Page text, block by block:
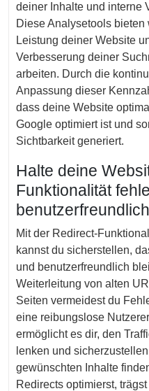
deiner Inhalte und interne
Diese Analysetools
Leistung deiner Website
Verbesserung deiner
arbeiten. Durch die
Anpassung dieser
dass deine Website
Google optimiert ist und
Sichtbarkeit generiert.
Halte deine
Funktionalität
Mit der Redirect-
kannst du sicherstellen,
und benutzerfreundlich
Weiterleitung von alten
Seiten vermeidest du
eine reibungslose
ermöglicht es dir, den
lenken und
gewünschten Inhalte
Redirects optimierst,